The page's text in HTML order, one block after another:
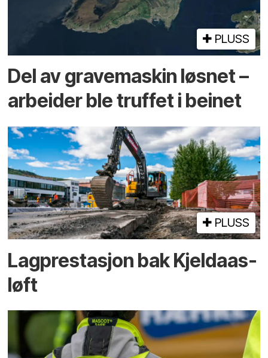
PLUSS
Del av grave­maskin løsnet –
arbeider ble truffet i beinet
PLUSS
Lagprestasjon bak Kjeldaas-
løft